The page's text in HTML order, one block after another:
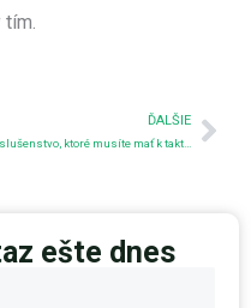
tím.
ĎALŠIE
Príslušenstvo, ktoré musíte mať k taktickej prilbe
ešte dnes